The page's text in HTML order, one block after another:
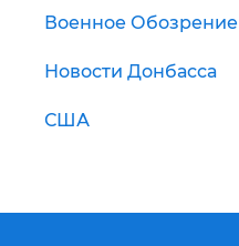
Военное Обозрение
Новости Донбасса
США